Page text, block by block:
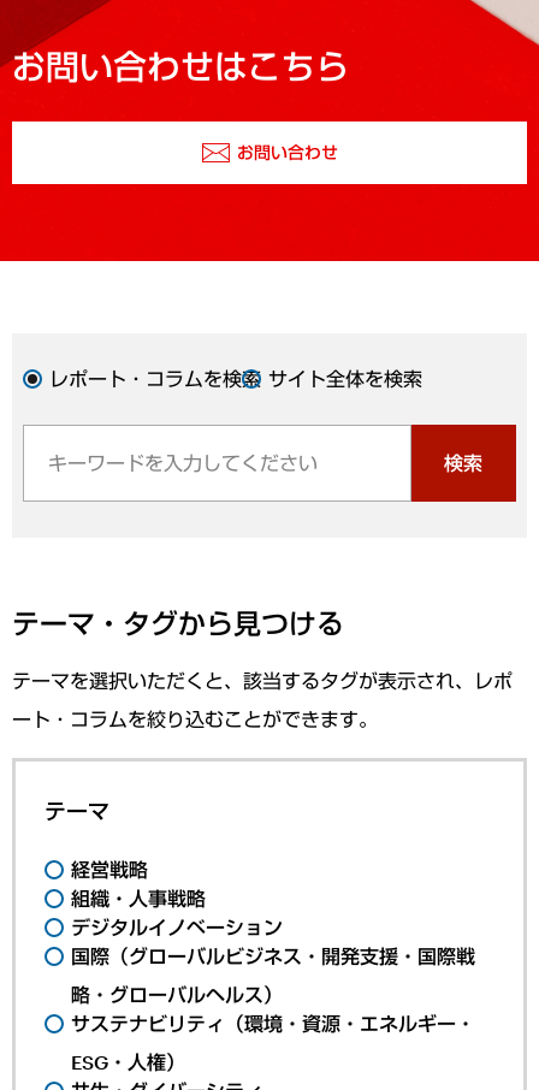
お問い合わせはこちら
お問い合わせ
レポート・コラムを検索 サイト全体を検索
検索
テーマ・タグから見つける
テーマを選択いただくと、該当するタグが表示され、レポ
ート・コラムを絞り込むことができます。
テーマ
経営戦略
組織・人事戦略
デジタルイノベーション
国際（グローバルビジネス・開発支援・国際戦
略・グローバルヘルス）
サステナビリティ（環境・資源・エネルギー・
ESG・人権）